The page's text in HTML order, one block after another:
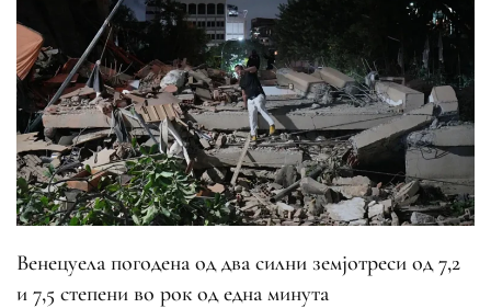
Венецуела погодена од два силни земјотреси од 7,2
и 7,5 степени во рок од една минута